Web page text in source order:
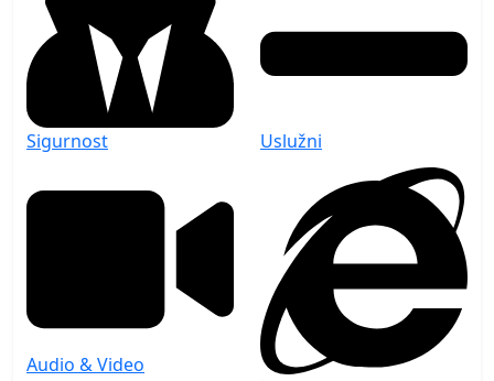
Sigurnost Uslužni
Audio & Video